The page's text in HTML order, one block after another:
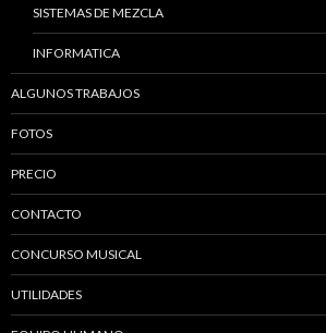
SISTEMAS DE MEZCLA
INFORMATICA
ALGUNOS TRABAJOS
FOTOS
PRECIO
CONTACTO
CONCURSO MUSICAL
UTILIDADES